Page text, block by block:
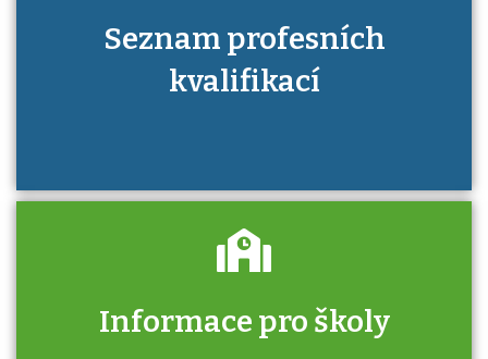
Seznam profesních
kvalifikací
Informace pro školy
Zjistěte, jak se přihlásit ke zkoušce a kde